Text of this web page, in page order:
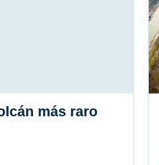
más raro